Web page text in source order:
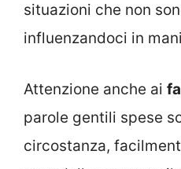
situazioni che non
influenzandoci in
Attenzione anche ai
parole gentili spese
circostanza,